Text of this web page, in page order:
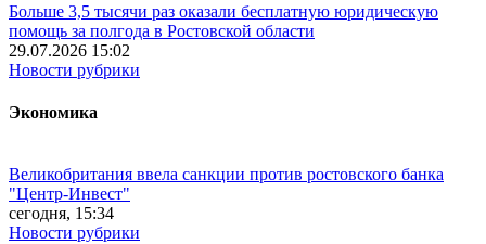
Больше 3,5 тысячи раз оказали бесплатную юридическую
помощь за полгода в Ростовской области
29.07.2026 15:02
Новости рубрики
Экономика
Великобритания ввела санкции против ростовского банка
"Центр-Инвест"
сегодня, 15:34
Новости рубрики